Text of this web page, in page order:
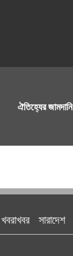
ঐতিহ্যের জামদানি
খবরাখবর সারাদেশ